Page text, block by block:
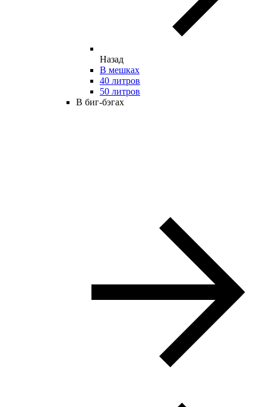
Назад
В мешках
40 литров
50 литров
В биг-бэгах